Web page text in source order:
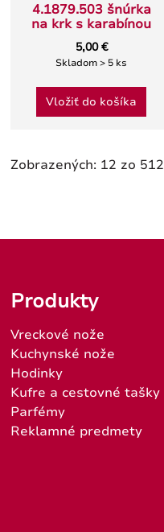
4.1879.503 šnúrka
na krk s karabínou
5,00 €
Skladom > 5 ks
Vložiť do košíka
Zobrazených: 12 zo 512
Produkty
Vreckové nože
Kuchynské nože
Hodinky
Kufre a cestovné tašky
Parfémy
Reklamné predmety